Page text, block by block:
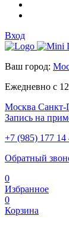
Вход
Ваш город:
Ежедневно с
Москва Санкт-
Запись на
+7 (985) 177 14
Обратный
0
Избранное
0
Корзина